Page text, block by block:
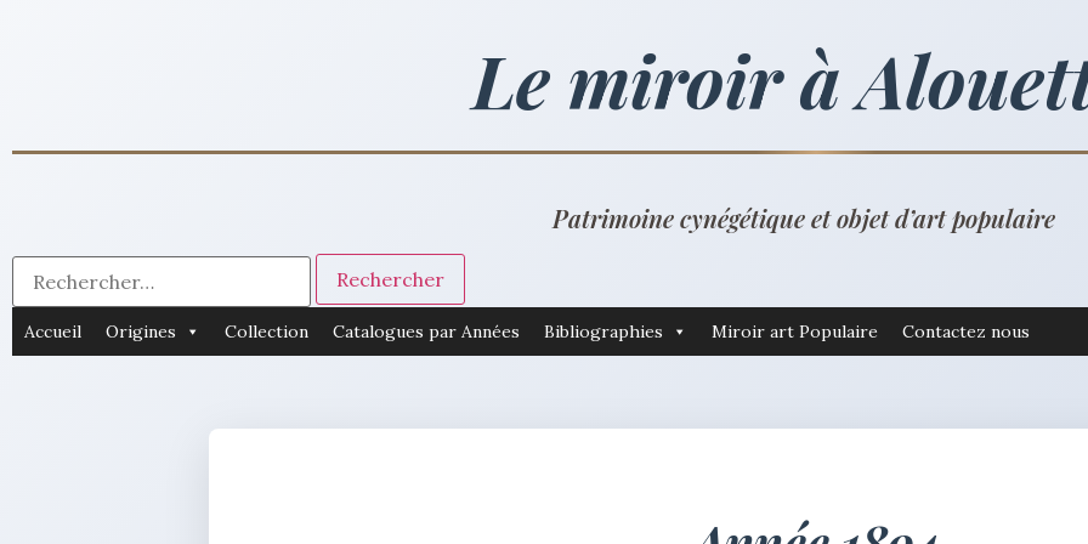
Le miroir à
Patrimoine cynégétique et objet d’art populaire
Accueil Origines Collection Catalogues par Années Bibliographies Miroir art Populaire Contactez nous